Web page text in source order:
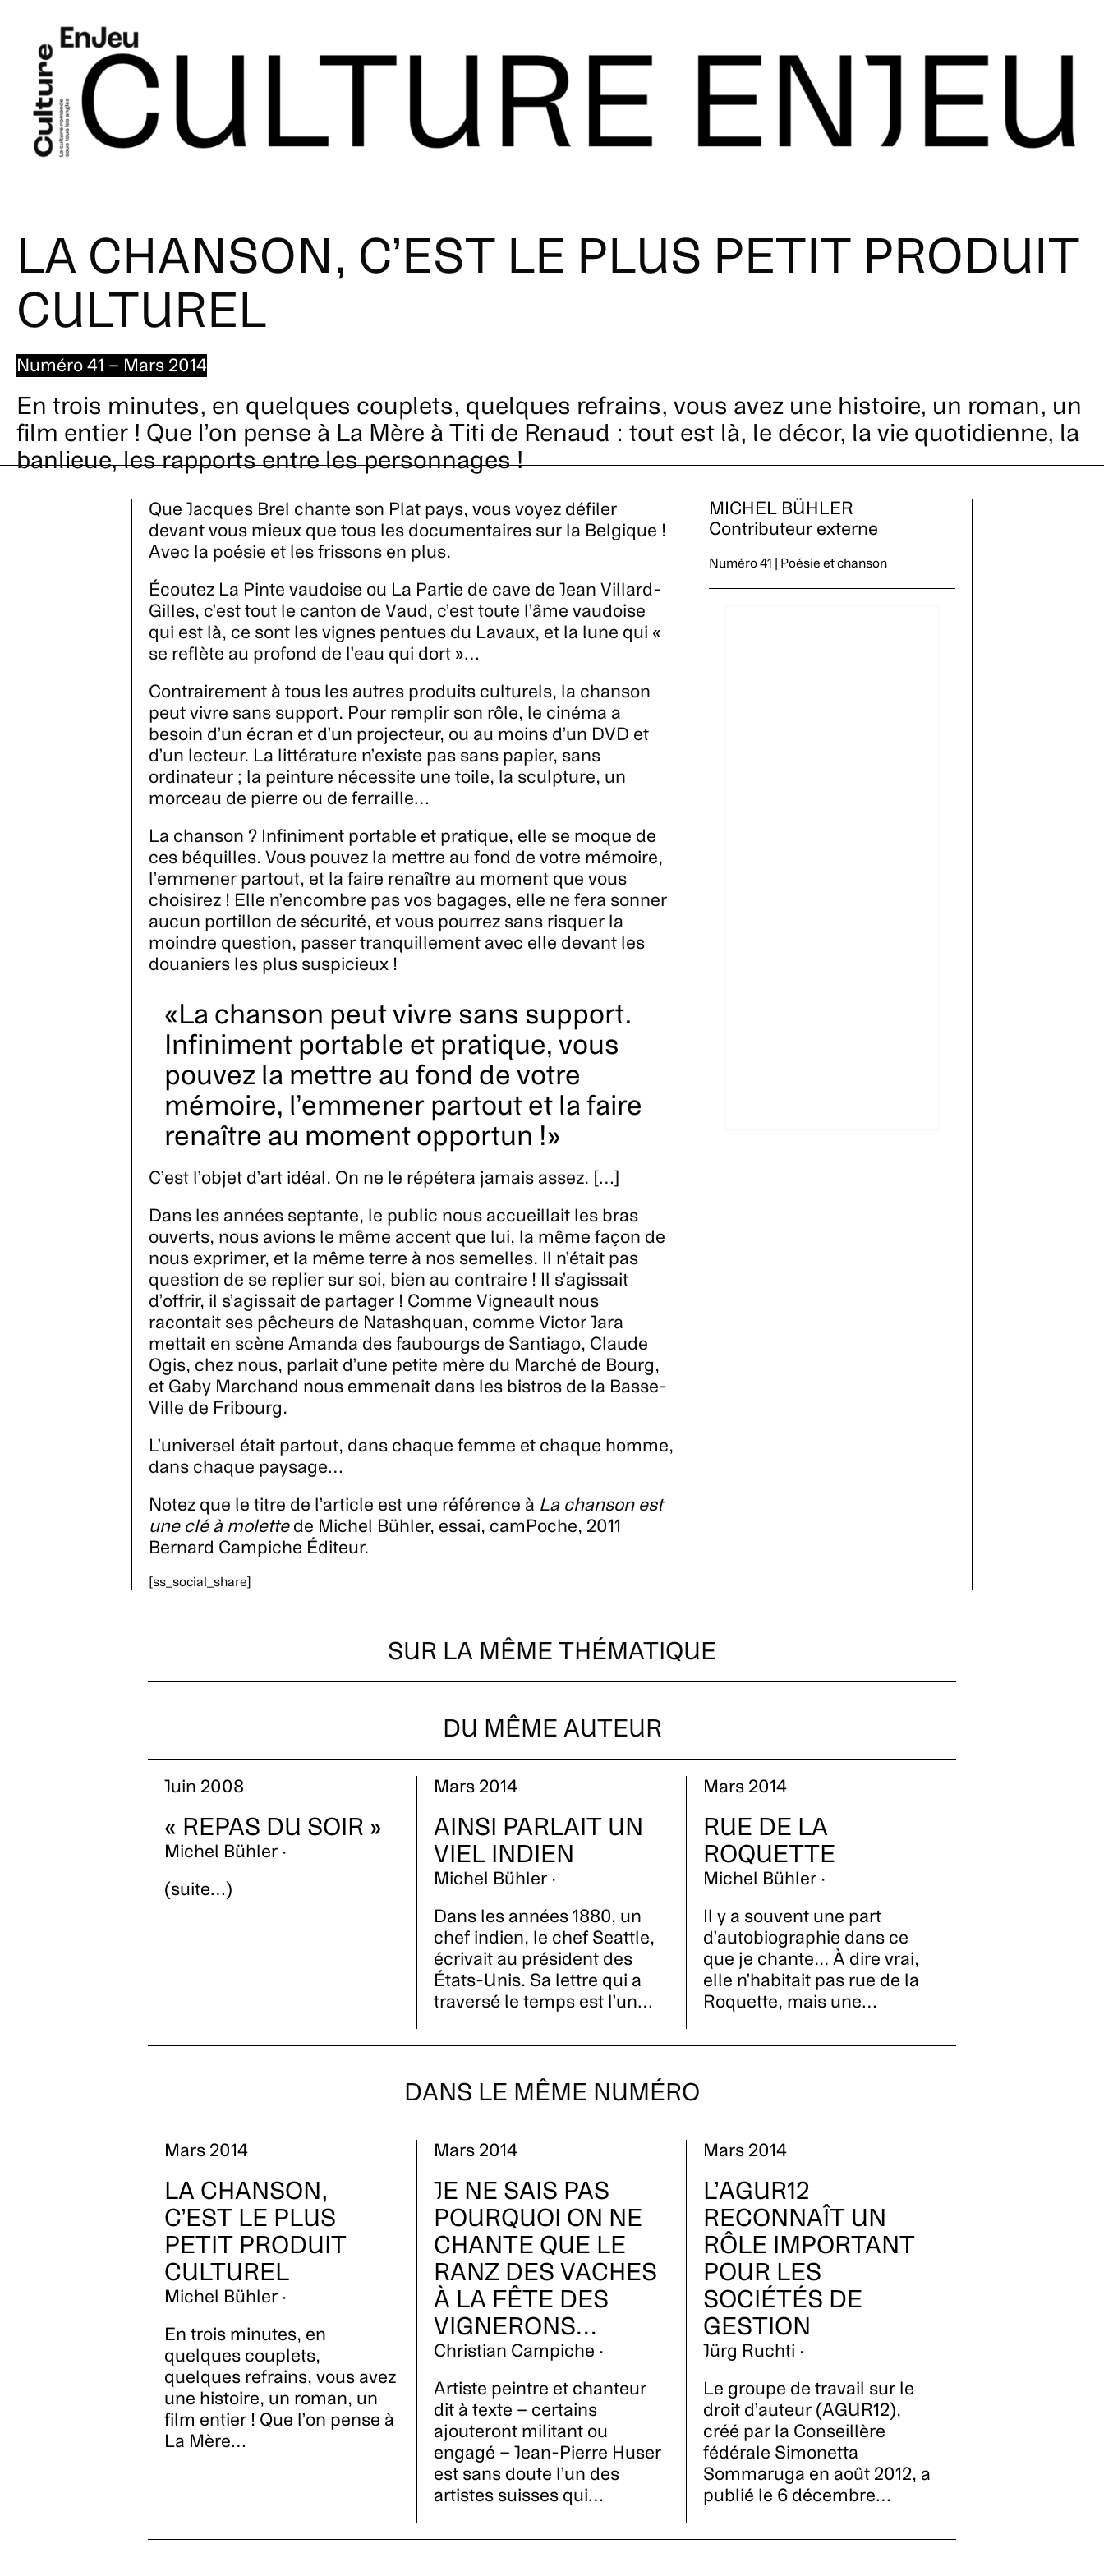
LA CHANSON, C’EST LE PLUS PETIT PRODUIT
CULTUREL
Numéro 41 – Mars 2014
En trois minutes, en quelques couplets, quelques refrains, vous avez une histoire, un roman, un
film entier ! Que l’on pense à La Mère à Titi de Renaud : tout est là, le décor, la vie quotidienne, la
banlieue, les rapports entre les personnages !
Que Jacques Brel chante son Plat pays, vous voyez défiler
devant vous mieux que tous les documentaires sur la Belgique !
Avec la poésie et les frissons en plus.
Écoutez La Pinte vaudoise ou La Partie de cave de Jean Villard-
Gilles, c’est tout le canton de Vaud, c’est toute l’âme vaudoise
qui est là, ce sont les vignes pentues du Lavaux, et la lune qui «
se reflète au profond de l’eau qui dort »…
Contrairement à tous les autres produits culturels, la chanson
peut vivre sans support. Pour remplir son rôle, le cinéma a
besoin d’un écran et d’un projecteur, ou au moins d’un DVD et
d’un lecteur. La littérature n’existe pas sans papier, sans
ordinateur ; la peinture nécessite une toile, la sculpture, un
morceau de pierre ou de ferraille…
La chanson ? Infiniment portable et pratique, elle se moque de
ces béquilles. Vous pouvez la mettre au fond de votre mémoire,
l’emmener partout, et la faire renaître au moment que vous
choisirez ! Elle n’encombre pas vos bagages, elle ne fera sonner
aucun portillon de sécurité, et vous pourrez sans risquer la
moindre question, passer tranquillement avec elle devant les
douaniers les plus suspicieux !
La chanson peut vivre sans support.
Infiniment portable et pratique, vous
pouvez la mettre au fond de votre
mémoire, l’emmener partout et la faire
renaître au moment opportun !
C’est l’objet d’art idéal. On ne le répétera jamais assez. […]
Dans les années septante, le public nous accueillait les bras
ouverts, nous avions le même accent que lui, la même façon de
nous exprimer, et la même terre à nos semelles. Il n’était pas
question de se replier sur soi, bien au contraire ! Il s’agissait
d’offrir, il s’agissait de partager ! Comme Vigneault nous
racontait ses pêcheurs de Natashquan, comme Victor Jara
mettait en scène Amanda des faubourgs de Santiago, Claude
Ogis, chez nous, parlait d’une petite mère du Marché de Bourg,
et Gaby Marchand nous emmenait dans les bistros de la Basse-
Ville de Fribourg.
L’universel était partout, dans chaque femme et chaque homme,
dans chaque paysage…
Notez que le titre de l’article est une référence à La chanson est
une clé à molettede Michel Bühler, essai, camPoche, 2011
Bernard Campiche Éditeur.
[ss_social_share]
MICHEL BÜHLER
Contributeur externe
Numéro 41 | Poésie et chanson
SUR LA MÊME THÉMATIQUE
DU MÊME AUTEUR
Juin 2008
« REPAS DU SOIR »
Michel Bühler ·
(suite…)
Mars 2014
AINSI PARLAIT UN
VIEL INDIEN
Michel Bühler ·
Dans les années 1880, un
chef indien, le chef Seattle,
écrivait au président des
États-Unis. Sa lettre qui a
traversé le temps est l’un…
Mars 2014
RUE DE LA
ROQUETTE
Michel Bühler ·
Il y a souvent une part
d’autobiographie dans ce
que je chante... À dire vrai,
elle n’habitait pas rue de la
Roquette, mais une…
DANS LE MÊME NUMÉRO
Mars 2014
LA CHANSON,
C’EST LE PLUS
PETIT PRODUIT
CULTUREL
Michel Bühler ·
En trois minutes, en
quelques couplets,
quelques refrains, vous avez
une histoire, un roman, un
film entier ! Que l’on pense à
La Mère…
Mars 2014
JE NE SAIS PAS
POURQUOI ON NE
CHANTE QUE LE
RANZ DES VACHES
À LA FÊTE DES
VIGNERONS…
Christian Campiche ·
Artiste peintre et chanteur
dit à texte – certains
ajouteront militant ou
engagé – Jean-Pierre Huser
est sans doute l’un des
artistes suisses qui…
Mars 2014
L’AGUR12
RECONNAÎT UN
RÔLE IMPORTANT
POUR LES
SOCIÉTÉS DE
GESTION
Jürg Ruchti ·
Le groupe de travail sur le
droit d’auteur (AGUR12),
créé par la Conseillère
fédérale Simonetta
Sommaruga en août 2012, a
publié le 6 décembre…